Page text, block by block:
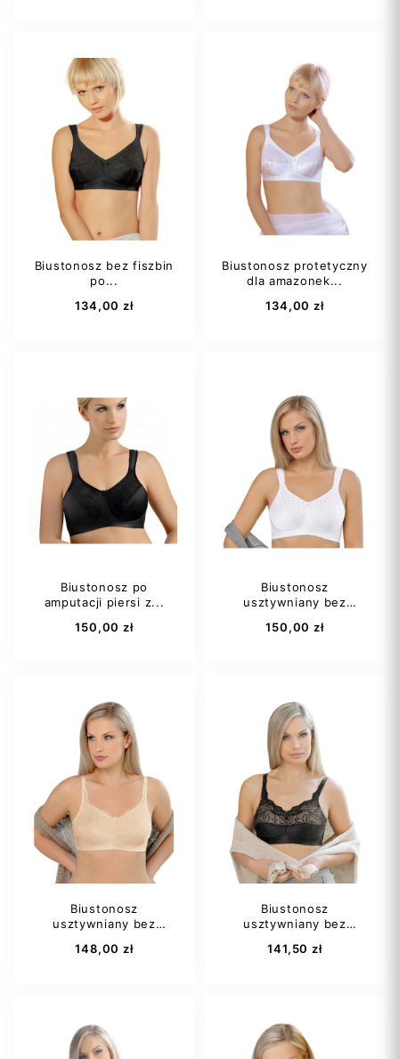
75B
75D
80A
80B
80C
+9
Dodaj do koszyka
75B
75C
75D
80A
+31
Lewa Prawa
Dodaj do koszyka
Biustonosz bez fiszbin
po...
134,00 zł
75A
75B
75C
75D
75E
+28
Lewa Prawa
Dodaj do koszyka
Biustonosz protetyczny
dla amazonek...
134,00 zł
75A
75B
75C
75D
80AA
+30
Dodaj do koszyka
Biustonosz po
amputacji piersi z...
150,00 zł
75A
75C
75D
80A
80B
Dodaj do koszyka
Biustonosz
usztywniany bez
150,00 zł
75B
75C
80A
80B
80C
+6
Dodaj do koszyka
Biustonosz
usztywniany bez
148,00 zł
Biustonosz
usztywniany bez
141,50 zł